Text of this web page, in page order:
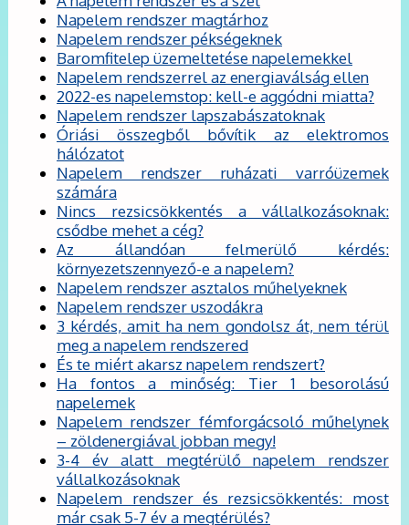
Napelem rendszer magtárhoz
Napelem rendszer pékségeknek
Baromfitelep üzemeltetése napelemekkel
Napelem rendszerrel az energiaválság ellen
2022-es napelemstop: kell-e aggódni miatta?
Napelem rendszer lapszabászatoknak
Óriási összegből bővítik az elektromos
hálózatot
Napelem rendszer ruházati varróüzemek
számára
Nincs rezsicsökkentés a vállalkozásoknak:
csődbe mehet a cég?
Az állandóan felmerülő kérdés:
környezetszennyező-e a napelem?
Napelem rendszer asztalos műhelyeknek
Napelem rendszer uszodákra
3 kérdés, amit ha nem gondolsz át, nem térül
meg a napelem rendszered
És te miért akarsz napelem rendszert?
Ha fontos a minőség: Tier 1 besorolású
napelemek
Napelem rendszer fémforgácsoló műhelynek
– zöldenergiával jobban megy!
3-4 év alatt megtérülő napelem rendszer
vállalkozásoknak
Napelem rendszer és rezsicsökkentés: most
már csak 5-7 év a megtérülés?